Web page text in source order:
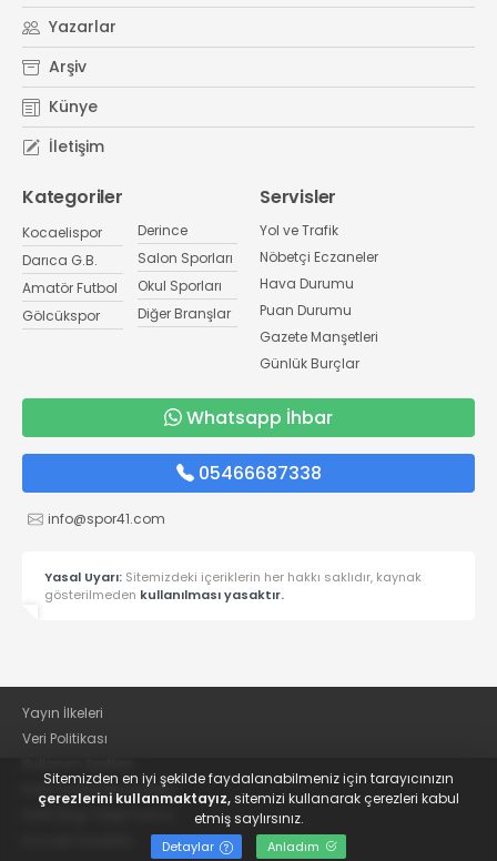
Yazarlar
Arşiv
Künye
İletişim
Kategoriler
Kocaelispor
Darıca G.B.
Amatör Futbol
Gölcükspor
Derince
Salon Sporları
Okul Sporları
Diğer Branşlar
Servisler
Yol ve Trafik
Nöbetçi Eczaneler
Hava Durumu
Puan Durumu
Gazete Manşetleri
Günlük Burçlar
Whatsapp İhbar
05466687338
info@spor41.com
Yasal Uyarı: Sitemizdeki içeriklerin her hakkı saklıdır, kaynak
gösterilmeden kullanılması yasaktır.
Yayın İlkeleri
Veri Politikası
KVKK Aydınlatma Metni
Sitemizden en iyi şekilde faydalanabilmeniz için tarayıcınızın
çerezlerini kullanmaktayız,sitemizi kullanarak çerezleri kabul
etmiş saylırsınız.
Detaylar Anladım